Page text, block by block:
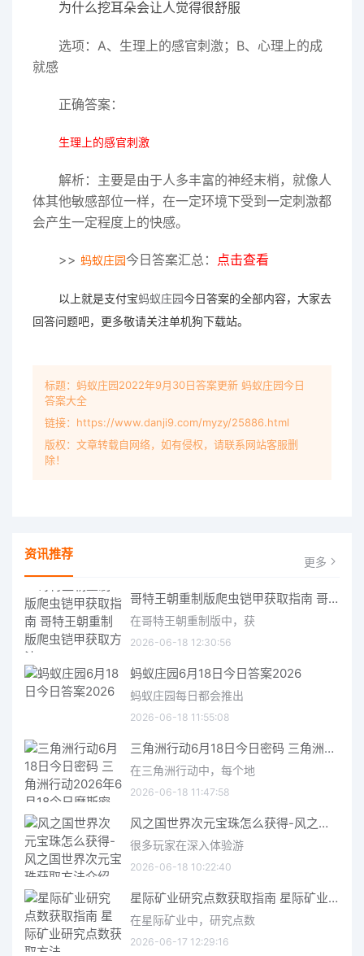
为什么挖耳朵会让人觉得很舒服
选项：A、生理上的感官刺激；B、心理上的成
就感
正确答案：
生理上的感官刺激
解析：主要是由于人多丰富的神经末梢，就像人
体其他敏感部位一样，在一定环境下受到一定刺激都
会产生一定程度上的快感。
>> 蚂蚁庄园今日答案汇总： 点击查看
以上就是支付宝蚂蚁庄园今日答案的全部内容，大家去
回答问题吧，更多敬请关注单机狗下载站。
标题：蚂蚁庄园2022年9月30日答案更新 蚂蚁庄园今日
答案大全
链接：https://www.danji9.com/myzy/25886.html
版权：文章转载自网络，如有侵权，请联系网站客服删
除！
资讯推荐 更多
哥特王朝重制版爬虫铠甲获取指南 哥特王朝重制版爬虫铠甲获取方法
在哥特王朝重制版中，获
2026-06-18 12:30:56
蚂蚁庄园6月18日今日答案2026
蚂蚁庄园每日都会推出
2026-06-18 11:55:08
三角洲行动6月18日今日密码 三角洲行动2026年6月18今日摩斯密码分享
在三角洲行动中，每个地
2026-06-18 11:47:58
风之国世界次元宝珠怎么获得-风之国世界次元宝珠获取方法介绍
很多玩家在深入体验游
2026-06-18 10:22:40
星际矿业研究点数获取指南 星际矿业研究点数获取方法
在星际矿业中，研究点数
2026-06-17 12:29:16